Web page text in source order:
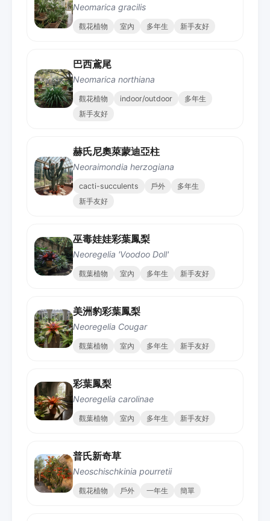
Neomarica gracilis
觀花植物 室內 多年生 新手友好
巴西鳶尾
Neomarica northiana
觀花植物 indoor/outdoor
多年生
新手友好
赫氏尼奧萊蒙迪亞柱
Neoraimondia herzogiana
cacti-succulents 戶外
多年生
新手友好
巫毒娃娃彩葉鳳梨
Neoregelia 'Voodoo Doll'
觀葉植物 室內 多年生 新手友好
美洲豹彩葉鳳梨
Neoregelia Cougar
觀葉植物 室內 多年生 新手友好
彩葉鳳梨
Neoregelia carolinae
觀葉植物 室內 多年生 新手友好
普氏新奇草
Neoschischkinia pourretii
觀花植物 戶外 一年生 簡單